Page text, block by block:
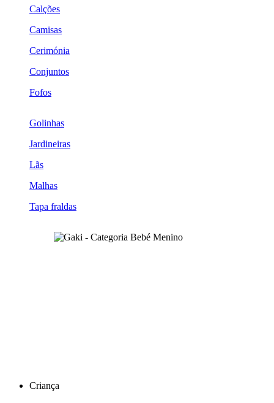
Calções
Camisas
Cerimónia
Conjuntos
Fofos
Golinhas
Jardineiras
Lãs
Malhas
Tapa fraldas
Criança